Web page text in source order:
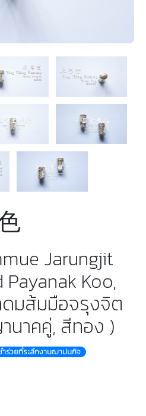
Jarungjit
Payanak Koo,
มส้มมือจรุงจิต
าคคู่, สีทอง )
ำร่วยที่ระลึกงานฌาปนกิจ